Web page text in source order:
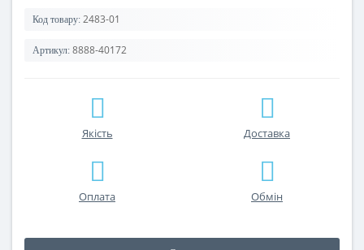
Код товару: 2483-01
Артикул: 8888-40172
Якість Доставка
Оплата Обмін